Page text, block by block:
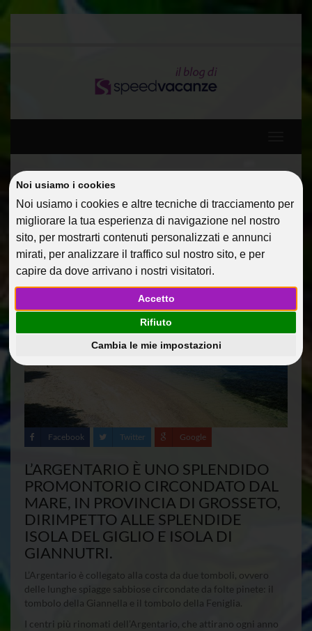
Noi usiamo i cookies
Noi usiamo i cookies e altre tecniche di tracciamento per
migliorare la tua esperienza di navigazione nel nostro
sito, per mostrarti contenuti personalizzati e annunci
mirati, per analizzare il traffico sul nostro sito, e per
capire da dove arrivano i nostri visitatori.
Accetto
Rifiuto
Cambia le mie impostazioni
Home Guide Di Viaggio
ARGENTARIO PER SINGLE
11 Giu 2013 Guide Di Viaggio AlessandraC
Facebook Twitter Google
L’ARGENTARIO È UNO SPLENDIDO
PROMONTORIO CIRCONDATO DAL
MARE, IN PROVINCIA DI GROSSETO,
DIRIMPETTO ALLE SPLENDIDE
ISOLA DEL GIGLIO E ISOLA DI
GIANNUTRI.
L’Argentario è collegato alla costa da due tomboli, ovvero
delle lunghe spiagge sabbiose circondate da folte pinete: il
tombolo della Giannella e il tombolo della Feniglia.
I centri più rinomati dell’Argentario, che attirano ogni anno